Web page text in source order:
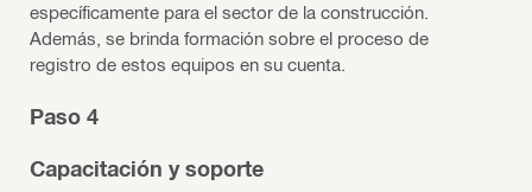
específicamente para el sector de la construcción.
Además, se brinda formación sobre el proceso de
registro de estos equipos en su cuenta.
Paso 4
Capacitación y soporte